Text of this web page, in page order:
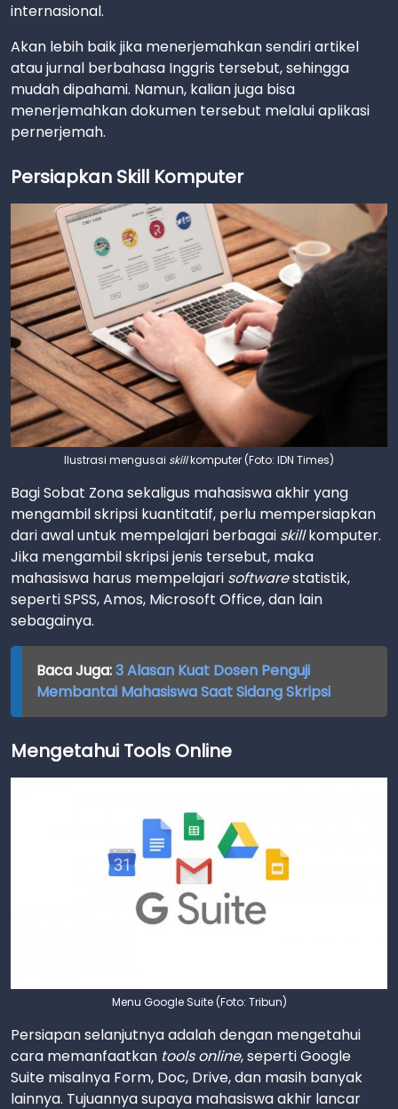
internasional.
Akan lebih baik jika menerjemahkan sendiri artikel
atau jurnal berbahasa Inggris tersebut, sehingga
mudah dipahami. Namun, kalian juga bisa
menerjemahkan dokumen tersebut melalui aplikasi
pernerjemah.
Persiapkan Skill Komputer
Ilustrasi mengusai skillkomputer (Foto: IDN Times)
Bagi Sobat Zona sekaligus mahasiswa akhir yang
mengambil skripsi kuantitatif, perlu mempersiapkan
dari awal untuk mempelajari berbagai skillkomputer.
Jika mengambil skripsi jenis tersebut, maka
mahasiswa harus mempelajari softwarestatistik,
seperti SPSS, Amos, Microsoft Office, dan lain
sebagainya.
Baca Juga:3 Alasan Kuat Dosen Penguji
Membantai Mahasiswa Saat Sidang Skripsi
Mengetahui Tools Online
Menu Google Suite (Foto: Tribun)
Persiapan selanjutnya adalah dengan mengetahui
cara memanfaatkan tools online, seperti Google
Suite misalnya Form, Doc, Drive, dan masih banyak
lainnya. Tujuannya supaya mahasiswa akhir lancar